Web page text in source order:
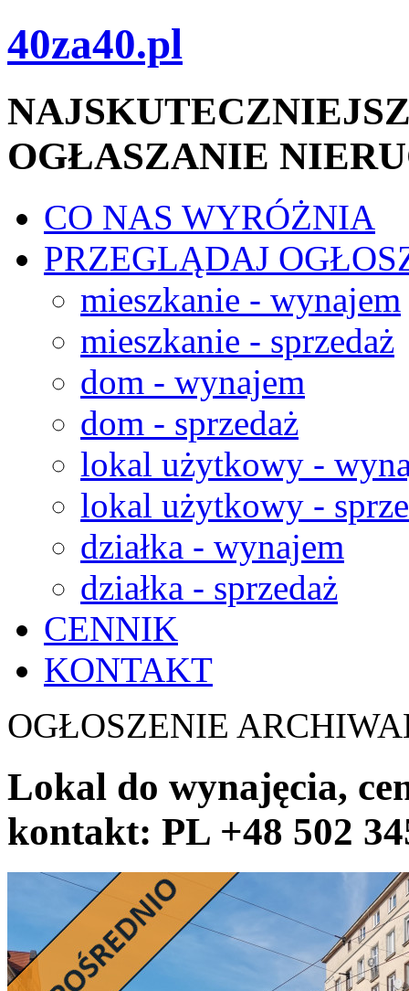
40za40.pl
OGŁASZANIE
CO NAS WYRÓŻNIA
PRZEGLĄDAJ
mieszkanie - wynajem
mieszkanie - sprzedaż
dom - wynajem
dom - sprzedaż
lokal użytkowy -
lokal użytkowy -
działka - wynajem
działka - sprzedaż
CENNIK
KONTAKT
OGŁOSZENIE
Lokal do wynajęcia,
kontakt: PL +48 502